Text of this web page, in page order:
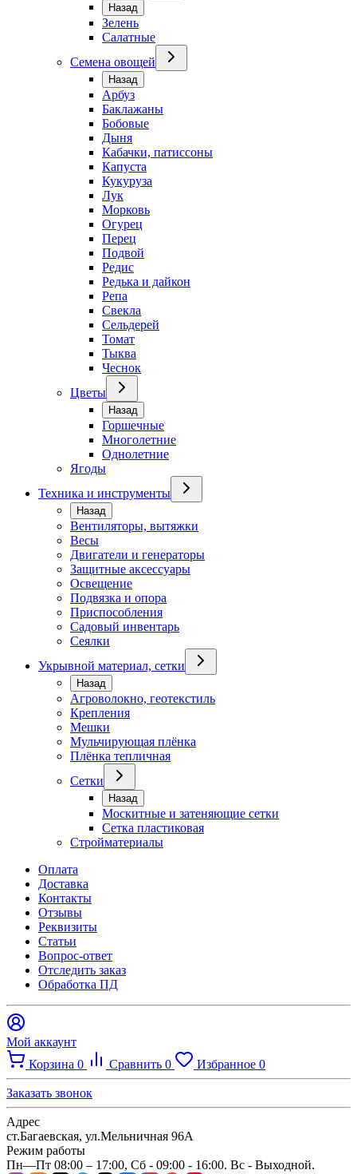
Назад
Зелень
Салатные
Семена овощей
Назад
Арбуз
Баклажаны
Бобовые
Дыня
Кабачки, патиссоны
Капуста
Кукуруза
Лук
Морковь
Огурец
Перец
Подвой
Редис
Редька и дайкон
Репа
Свекла
Сельдерей
Томат
Тыква
Чеснок
Цветы
Назад
Горшечные
Многолетние
Однолетние
Ягоды
Техника и инструменты
Назад
Вентиляторы, вытяжки
Весы
Двигатели и генераторы
Защитные аксессуары
Освещение
Подвязка и опора
Приспособления
Садовый инвентарь
Сеялки
Укрывной материал, сетки
Назад
Агроволокно, геотекстиль
Крепления
Мешки
Мульчирующая плёнка
Плёнка тепличная
Сетки
Назад
Москитные и затеняющие сетки
Сетка пластиковая
Стройматериалы
Оплата
Доставка
Контакты
Отзывы
Реквизиты
Статьи
Вопрос-ответ
Отследить заказ
Обработка ПД
Мой аккаунт
Корзина 0 Сравнить 0 Избранное 0
Заказать звонок
Адрес
ст.Багаевская, ул.Мельничная 96А
Режим работы
Пн—Пт 08:00 – 17:00, Сб - 09:00 - 16:00. Вс - Выходной.